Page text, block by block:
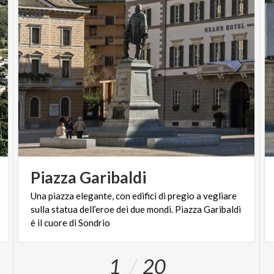
Piazza Garibaldi
Una piazza elegante, con edifici di pregio a vegliare
sulla statua dell’eroe dei due mondi. Piazza Garibaldi
è il cuore di Sondrio
1 20